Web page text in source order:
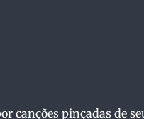
canções pinçadas de